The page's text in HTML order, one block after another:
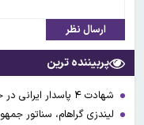
ارسال نظر
پربیننده ترین
شهادت ۴ پاسدار ایرانی در حمله دیشب آمریکت و عربستان به عراق
لیندزی گراهام، سناتور